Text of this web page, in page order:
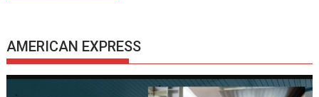
AMERICAN EXPRESS